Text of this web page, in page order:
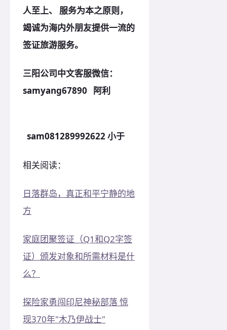
人至上、 服务为本之原则，
竭诚为海内外朋友提供一流的
签证旅游服务。
三阳公司中文客服微信：
samyang67890 阿利
sam081289992622 小于
相关阅读：
日落群岛，真正和平宁静的地
方
家庭团聚签证（Q1和Q2字签
证）颁发对象和所需材料是什
么？
探险家勇闯印尼神秘部落 惊
现370年"木乃伊战士"